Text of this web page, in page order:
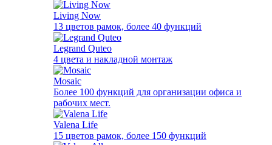
Living Now
13 цветов рамок, более 40 функций
Legrand Quteo
4 цвета и накладной монтаж
Mosaic
Более 100 функций для организации офиса и
рабочих мест.
Valena Life
15 цветов рамок, более 150 функций